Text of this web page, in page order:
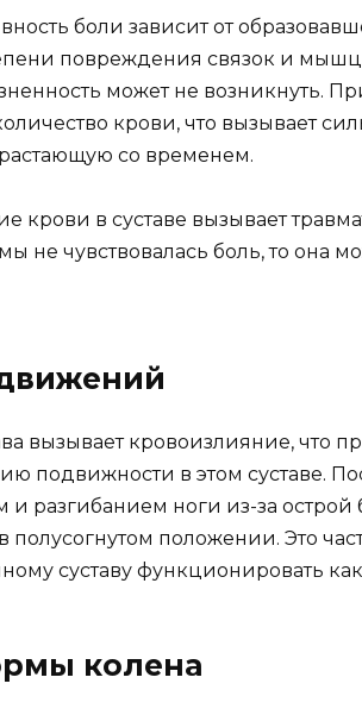
боли зависит от
повреждения связок и
может не возникнуть.
крови, что вызывает
со временем.
крови в суставе вызывает
не чувствовалась боль, то она
вызывает кровоизлияние, что
подвижности в этом суставе.
и разгибанием ноги из-за
полусогнутом положении. Это
суставу функционировать
колена